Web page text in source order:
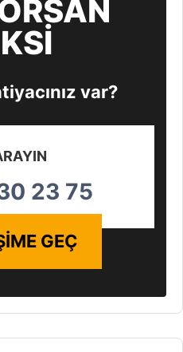
var?
23 75
GEÇ